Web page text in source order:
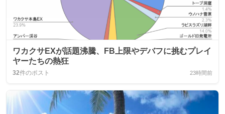
ワカクサEXが話題沸騰、FB上限やデバフに挑むプレイ
ヤーたちの熱狂
32件のポスト 23時間前